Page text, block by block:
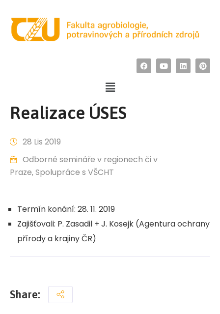
Realizace ÚSES
28 Lis 2019
Odborné semináře v regionech či v
Praze‚Spolupráce s VŠCHT
Termín konání: 28. 11. 2019
Zajišťovali: P. Zasadil + J. Kosejk (Agentura ochrany
přírody a krajiny ČR)
Share: